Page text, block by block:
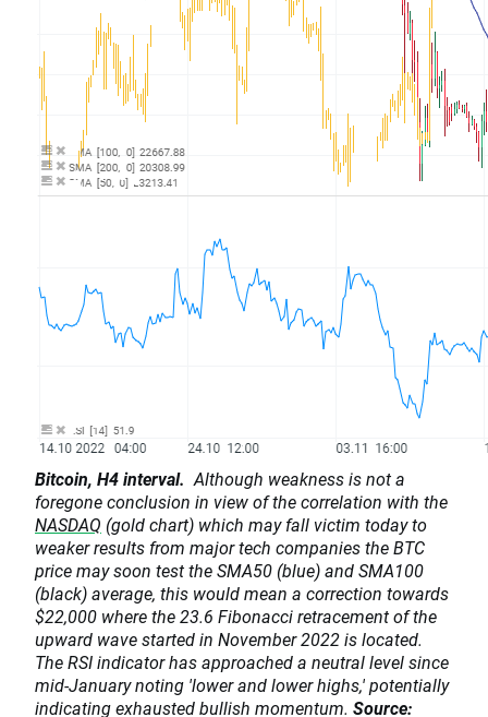
Bitcoin, H4 interval. Although weakness is not a
foregone conclusion in view of the correlation with the
NASDAQ (gold chart) which may fall victim today to
weaker results from major tech companies the BTC
price may soon test the SMA50 (blue) and SMA100
(black) average, this would mean a correction towards
$22,000 where the 23.6 Fibonacci retracement of the
upward wave started in November 2022 is located.
The RSI indicator has approached a neutral level since
mid-January noting 'lower and lower highs,' potentially
indicating exhausted bullish momentum. Source: